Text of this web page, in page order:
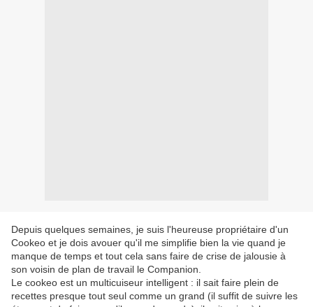
Depuis quelques semaines, je suis l'heureuse propriétaire d'un
Cookeo et je dois avouer qu'il me simplifie bien la vie quand je
manque de temps et tout cela sans faire de crise de jalousie à
son voisin de plan de travail le Companion.
Le cookeo est un multicuiseur intelligent : il sait faire plein de
recettes presque tout seul comme un grand (il suffit de suivre les